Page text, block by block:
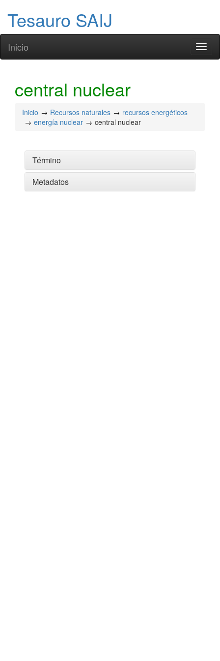
Tesauro SAIJ
Inicio
central nuclear
Inicio Recursos naturales
recursos energéticos
energía nuclear
central nuclear
Término
Metadatos